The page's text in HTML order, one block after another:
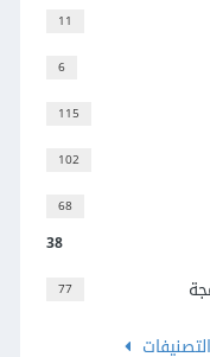
11
6
115
102
68
38
77